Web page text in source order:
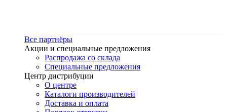
Все партнёры
Акции и специальные предложения
Распродажа со склада
Специальные предложения
Центр дистрибуции
О центре
Каталоги производителей
Доставка и оплата